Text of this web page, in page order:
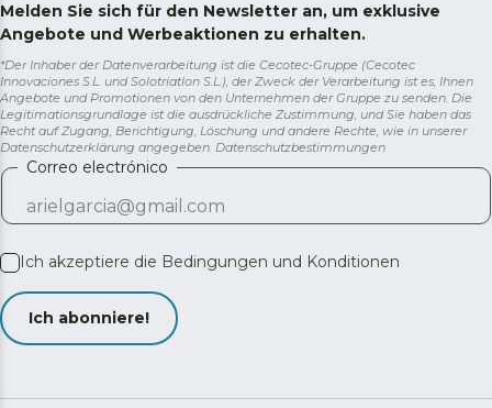
Melden Sie sich für den Newsletter an, um exklusive
Angebote und Werbeaktionen zu erhalten.
*Der Inhaber der Datenverarbeitung ist die Cecotec-Gruppe (Cecotec
Innovaciones S.L. und Solotriatlon S.L.), der Zweck der Verarbeitung ist es, Ihnen
Angebote und Promotionen von den Unternehmen der Gruppe zu senden. Die
Legitimationsgrundlage ist die ausdrückliche Zustimmung, und Sie haben das
Recht auf Zugang, Berichtigung, Löschung und andere Rechte, wie in unserer
Datenschutzerklärung angegeben. Datenschutzbestimmungen
Correo electrónico
Ich akzeptiere die Bedingungen und Konditionen
Ich abonniere!